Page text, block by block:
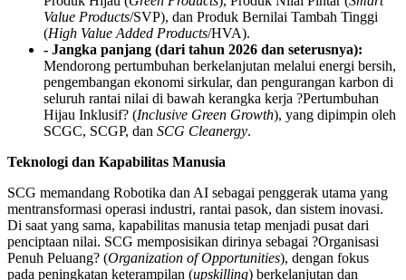
Value Products/SVP), dan Produk Bernilai Tambah Tinggi
(High Value Added Products/HVA).
- Jangka panjang (dari tahun 2026 dan seterusnya):
Mendorong pertumbuhan berkelanjutan melalui energi bersih,
pengembangan ekonomi sirkular, dan pengurangan karbon di
seluruh rantai nilai di bawah kerangka kerja ?Pertumbuhan
Hijau Inklusif? (Inclusive Green Growth), yang dipimpin oleh
SCGC, SCGP, dan SCG Cleanergy.
Teknologi dan Kapabilitas Manusia
SCG memandang Robotika dan AI sebagai penggerak utama yang
mentransformasi operasi industri, rantai pasok, dan sistem inovasi.
Di saat yang sama, kapabilitas manusia tetap menjadi pusat dari
penciptaan nilai. SCG memposisikan dirinya sebagai ?Organisasi
Penuh Peluang? (Organization of Opportunities), dengan fokus
pada peningkatan keterampilan (upskilling) berkelanjutan dan